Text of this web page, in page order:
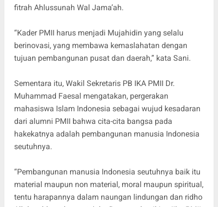
fitrah Ahlussunah Wal Jama’ah.
“Kader PMII harus menjadi Mujahidin yang selalu
berinovasi, yang membawa kemaslahatan dengan
tujuan pembangunan pusat dan daerah,” kata Sani.
Sementara itu, Wakil Sekretaris PB IKA PMII Dr.
Muhammad Faesal mengatakan, pergerakan
mahasiswa Islam Indonesia sebagai wujud kesadaran
dari alumni PMII bahwa cita-cita bangsa pada
hakekatnya adalah pembangunan manusia Indonesia
seutuhnya.
“Pembangunan manusia Indonesia seutuhnya baik itu
material maupun non material, moral maupun spiritual,
tentu harapannya dalam naungan lindungan dan ridho